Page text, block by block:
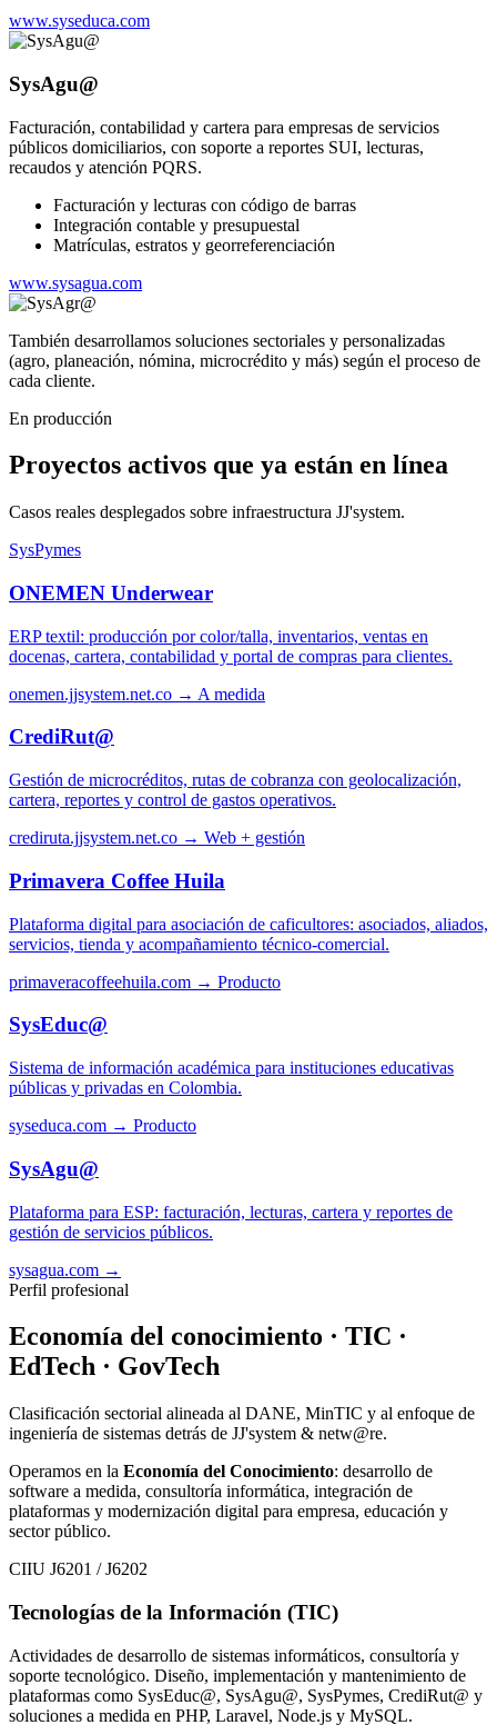
www.syseduca.com
SysAgu@
Facturación, contabilidad y cartera para empresas de servicios
públicos domiciliarios, con soporte a reportes SUI, lecturas,
recaudos y atención PQRS.
Facturación y lecturas con código de barras
Integración contable y presupuestal
Matrículas, estratos y georreferenciación
www.sysagua.com
También desarrollamos soluciones sectoriales y personalizadas
(agro, planeación, nómina, microcrédito y más) según el proceso de
cada cliente.
En producción
Proyectos activos que ya están en línea
Casos reales desplegados sobre infraestructura JJ'system.
SysPymes
ONEMEN Underwear
ERP textil: producción por color/talla, inventarios, ventas en
docenas, cartera, contabilidad y portal de compras para clientes.
onemen.jjsystem.net.co → A medida
CrediRut@
Gestión de microcréditos, rutas de cobranza con geolocalización,
cartera, reportes y control de gastos operativos.
crediruta.jjsystem.net.co → Web + gestión
Primavera Coffee Huila
Plataforma digital para asociación de caficultores: asociados, aliados,
servicios, tienda y acompañamiento técnico-comercial.
primaveracoffeehuila.com → Producto
SysEduc@
Sistema de información académica para instituciones educativas
públicas y privadas en Colombia.
syseduca.com → Producto
SysAgu@
Plataforma para ESP: facturación, lecturas, cartera y reportes de
gestión de servicios públicos.
sysagua.com →
Perfil profesional
Economía del conocimiento · TIC ·
EdTech · GovTech
Clasificación sectorial alineada al DANE, MinTIC y al enfoque de
ingeniería de sistemas detrás de JJ'system & netw@re.
Operamos en la Economía del Conocimiento: desarrollo de
software a medida, consultoría informática, integración de
plataformas y modernización digital para empresa, educación y
sector público.
CIIU J6201 / J6202
Tecnologías de la Información (TIC)
Actividades de desarrollo de sistemas informáticos, consultoría y
soporte tecnológico. Diseño, implementación y mantenimiento de
plataformas como SysEduc@, SysAgu@, SysPymes, CrediRut@ y
soluciones a medida en PHP, Laravel, Node.js y MySQL.